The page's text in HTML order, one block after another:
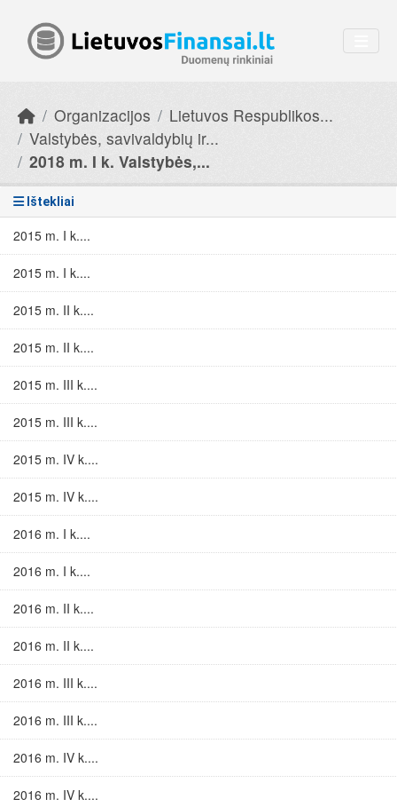
Organizacijos
Lietuvos Respublikos...
Valstybės, savivaldybių ir...
2018 m. I k. Valstybės,...
Ištekliai
2015 m. I k....
2015 m. I k....
2015 m. II k....
2015 m. II k....
2015 m. III k....
2015 m. III k....
2015 m. IV k....
2015 m. IV k....
2016 m. I k....
2016 m. I k....
2016 m. II k....
2016 m. II k....
2016 m. III k....
2016 m. III k....
2016 m. IV k....
2016 m. IV k....